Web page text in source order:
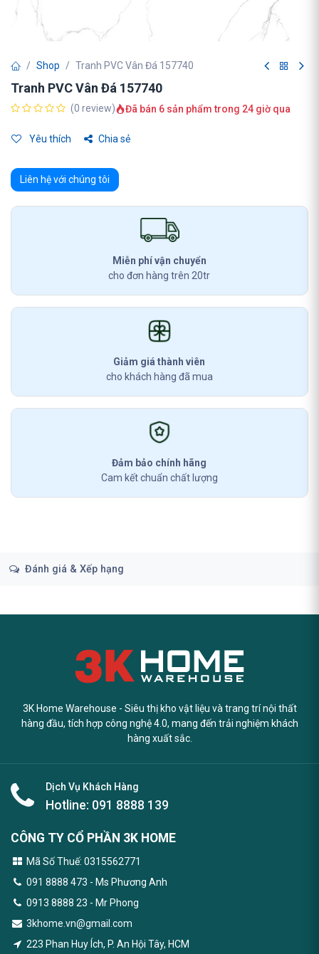
Shop Tranh PVC Vân Đá 157740
Tranh PVC Vân Đá 157740
(0 review) Đã bán 6 sản phẩm trong 24 giờ qua
Yêu thích Chia sẻ
Liên hệ với chúng tôi
Miễn phí vận chuyển
cho đơn hàng trên 20tr
Giảm giá thành viên
cho khách hàng đã mua
Đảm bảo chính hãng
Cam kết chuẩn chất lượng
Đánh giá & Xếp hạng
3K Home Warehouse - Siêu thị kho vật liệu và trang trí nội thất
hàng đầu, tích hợp công nghệ 4.0, mang đến trải nghiệm khách
hàng xuất sắc.
Dịch Vụ Khách Hàng
Hotline: 091 8888 139
CÔNG TY CỔ PHẦN 3K HOME
Mã Số Thuế: 0315562771
091 8888 473 - Ms Phương Anh
0913 8888 23 - Mr Phong
3khome.vn@gmail.com
223 Phan Huy Ích, P. An Hội Tây, HCM